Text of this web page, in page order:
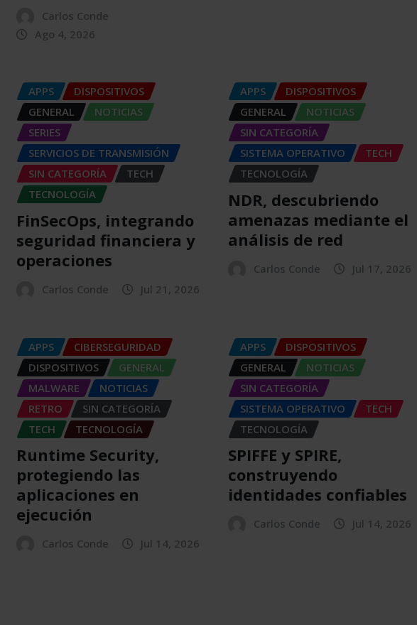
Carlos Conde
Ago 4, 2026
APPS
DISPOSITIVOS
GENERAL
NOTICIAS
SERIES
SERVICIOS DE TRANSMISIÓN
SIN CATEGORÍA
TECH
TECNOLOGÍA
FinSecOps, integrando
seguridad financiera y
operaciones
Carlos Conde Jul 21, 2026
APPS
DISPOSITIVOS
GENERAL
NOTICIAS
SIN CATEGORÍA
SISTEMA OPERATIVO
TECH
TECNOLOGÍA
NDR, descubriendo
amenazas mediante el
análisis de red
Carlos Conde Jul 17, 2026
APPS
CIBERSEGURIDAD
DISPOSITIVOS
GENERAL
MALWARE
NOTICIAS
RETRO
SIN CATEGORÍA
TECH
TECNOLOGÍA
Runtime Security,
protegiendo las
aplicaciones en
ejecución
Carlos Conde Jul 14, 2026
APPS
DISPOSITIVOS
GENERAL
NOTICIAS
SIN CATEGORÍA
SISTEMA OPERATIVO
TECH
TECNOLOGÍA
SPIFFE y SPIRE,
construyendo
identidades confiables
Carlos Conde Jul 14, 2026